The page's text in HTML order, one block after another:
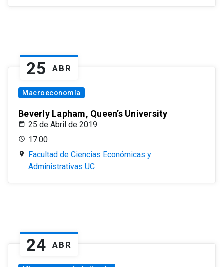
25 ABR
Macroeconomía
Beverly Lapham, Queen’s University
25 de Abril de 2019
17:00
Facultad de Ciencias Económicas y
Administrativas UC
24 ABR